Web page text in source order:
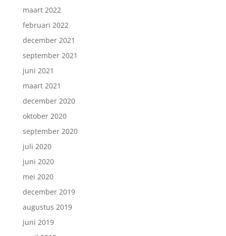
maart 2022
februari 2022
december 2021
september 2021
juni 2021
maart 2021
december 2020
oktober 2020
september 2020
juli 2020
juni 2020
mei 2020
december 2019
augustus 2019
juni 2019